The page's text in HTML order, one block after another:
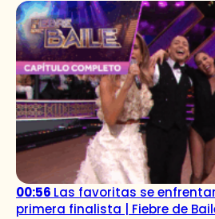
00:56 Las favoritas se
primera finalista | Fiebre de